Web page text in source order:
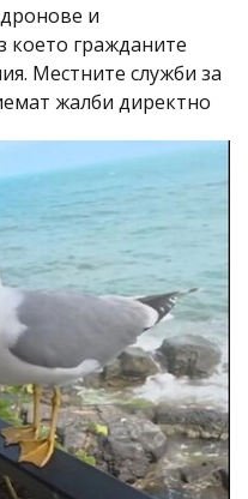
и
което гражданите
Местните служби за
жалби директно